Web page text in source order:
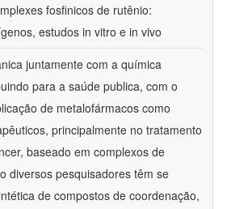
fosfinicos de rutênio:
estudos in vitro e in vivo
juntamente com a química
para a saúde publica, com o
de metalofármacos como
principalmente no tratamento
baseado em complexos de
diversos pesquisadores têm se
de compostos de coordenação,